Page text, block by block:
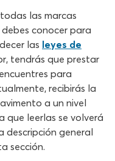
las marcas
conocer para
las leyes de
tendrás que prestar
para
recibirás la
a un nivel
que leerlas se volverá
descripción general
sección.